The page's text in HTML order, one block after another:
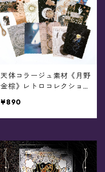
天体コラージュ素材《月野
金棕》レトロコレクショ
¥890